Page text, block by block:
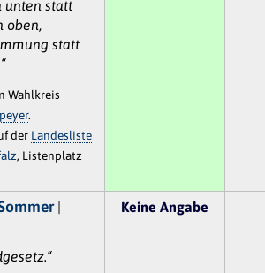
unten statt
oben,
statt
Wahlkreis
.
der Landesliste
, Listenplatz
|
Keine Angabe